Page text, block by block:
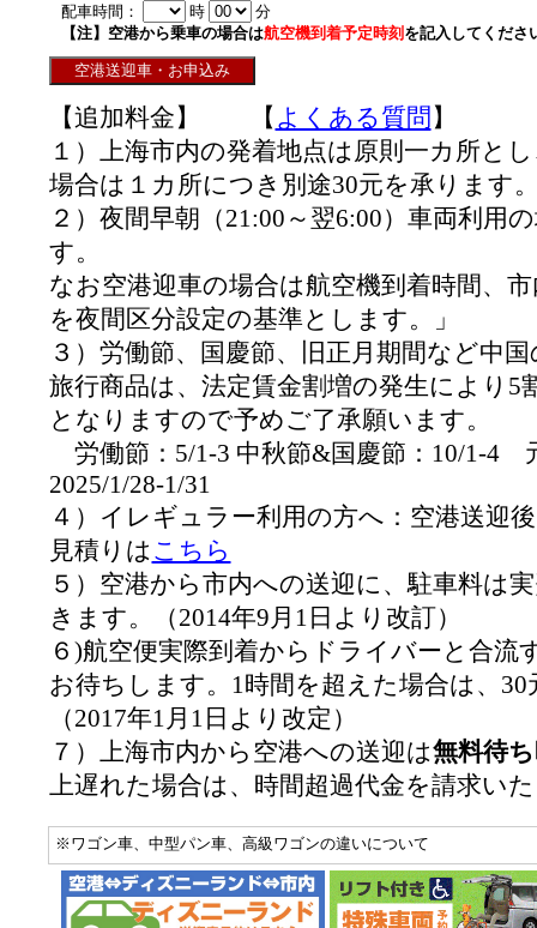
配車時間： 時
分
【注】空港から乗車の場合は航空機到着予定時刻 を記入してくださ
【追加料金】 【 よくある質問 】
１）上海市内の発着地点は原則一カ所と
場合は１カ所につき別途30元を承ります
２）夜間早朝（21:00～翌6:00）車両利用
す。
なお空港迎車の場合は航空機到着時間、
を夜間区分設定の基準とします。」
３）労働節、国慶節、旧正月期間など中
旅行商品は、法定賃金割増の発生により5
となりますので予めご了承願います。
労働節：5/1-3 中秋節&国慶節：10/1-4
2025/1/28-1/31
４）イレギュラー利用の方へ：空港送迎
見積りはこちら
５）空港から市内への送迎に、駐車料は
きます。（2014年9月1日より改訂）
６)航空便実際到着からドライバーと合流
お待ちします。1時間を超えた場合は、
（2017年1月1日より改定）
７）上海市内から空港への送迎は無料待
上遅れた場合は、時間超過代金を請求い
※ワゴン車、中型パン車、高級ワゴンの違いについて